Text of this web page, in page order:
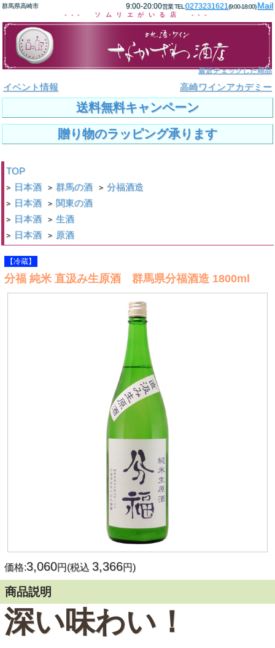
群馬県高崎市 9:00-20:00営業 TEL:0273231621(9:00-18:00)Mail
--- ソムリエがいる店 ---
最近チェックした商品
イベント情報 高崎ワインアカデミー
送料無料キャンペーン
贈り物のラッピング承ります
TOP
> 日本酒 > 群馬の酒 > 分福酒造
> 日本酒 > 関東の酒
> 日本酒 > 生酒
> 日本酒 > 原酒
【冷蔵】
分福 純米 直汲み生原酒 群馬県分福酒造 1800ml
価格:3,060円(税込 3,366円)
商品説明
深い味わい！